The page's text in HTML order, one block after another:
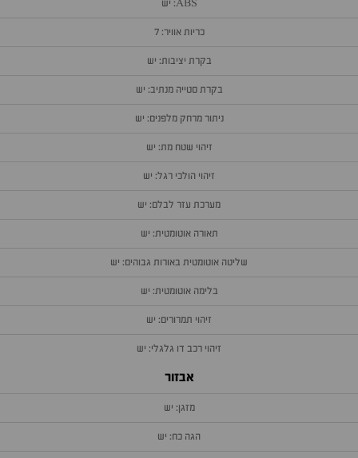
ABS: יש
כריות אוויר: 7
בקרת יציבות: יש
בקרת סטייה מנתיב: יש
ניתור מרחק מלפנים: יש
זיהוי שטח מת: יש
זיהוי הולכי רגל: יש
מערכת עזר לבלם: יש
תאורה אוטומטית: יש
שליטה אוטומטית באורות גבוהים: יש
בלימה אוטומטית: יש
זיהוי תמרורים: יש
זיהוי רכב דו גלגלי: יש
אבזור
מזגן: יש
הגה כח: יש